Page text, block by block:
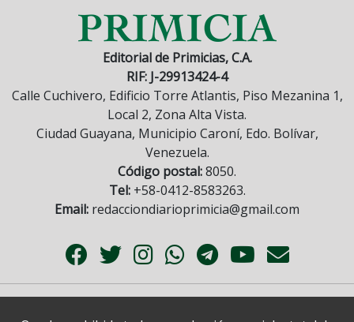
Editorial de Primicias, C.A.
RIF: J-29913424-4
Calle Cuchivero, Edificio Torre Atlantis, Piso Mezanina 1,
Local 2, Zona Alta Vista.
Ciudad Guayana, Municipio Caroní, Edo. Bolívar,
Venezuela.
Código postal:8050.
Tel:+58-0412-8583263.
Email: redacciondiarioprimicia@gmail.com